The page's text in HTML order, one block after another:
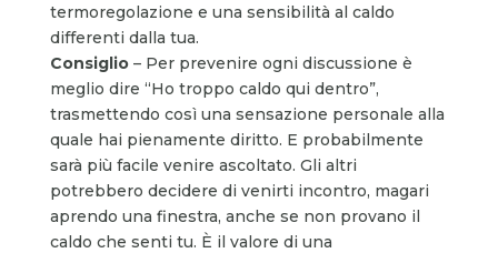
termoregolazione e una sensibilità al caldo
differenti dalla tua.
Consiglio– Per prevenire ogni discussione è
meglio dire “Ho troppo caldo qui dentro”,
trasmettendo così una sensazione personale alla
quale hai pienamente diritto. E probabilmente
sarà più facile venire ascoltato. Gli altri
potrebbero decidere di venirti incontro, magari
aprendo una finestra, anche se non provano il
caldo che senti tu. È il valore di una